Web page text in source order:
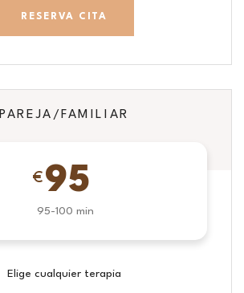
RESERVA CITA
PAREJA/FAMILIAR
€ 95
95-100 min
Elige cualquier terapia